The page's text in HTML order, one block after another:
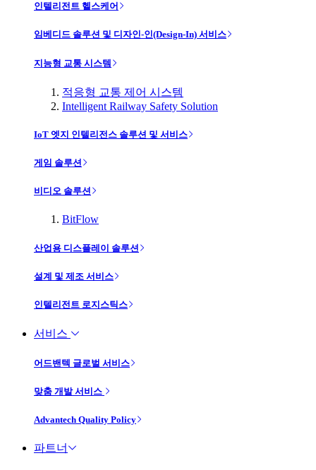
인텔리전트 헬스케어
임베디드 솔루션 및 디자인-인(Design-In) 서비스
지능형 교통 시스템
적응형 교통 제어 시스템
Intelligent Railway Safety Solution
IoT 엣지 인텔리전스 솔루션 및 서비스
게임 솔루션
비디오 솔루션
BitFlow
산업용 디스플레이 솔루션
설계 및 제조 서비스
인텔리전트 로지스틱스
서비스
어드밴텍 글로벌 서비스
맞춤 개발 서비스
Advantech Quality Policy
파트너